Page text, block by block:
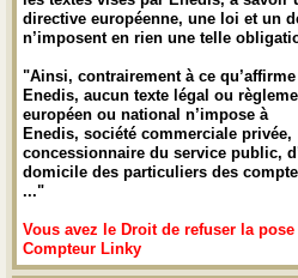
directive européenne, une loi et un
n’imposent en rien une telle
"Ainsi, contrairement à ce
Enedis, aucun texte légal ou
européen ou national n’impose à
Enedis, société commerciale privée,
concessionnaire du service public,
domicile des particuliers des
..."
Vous avez le Droit de refuser la
Compteur Linky